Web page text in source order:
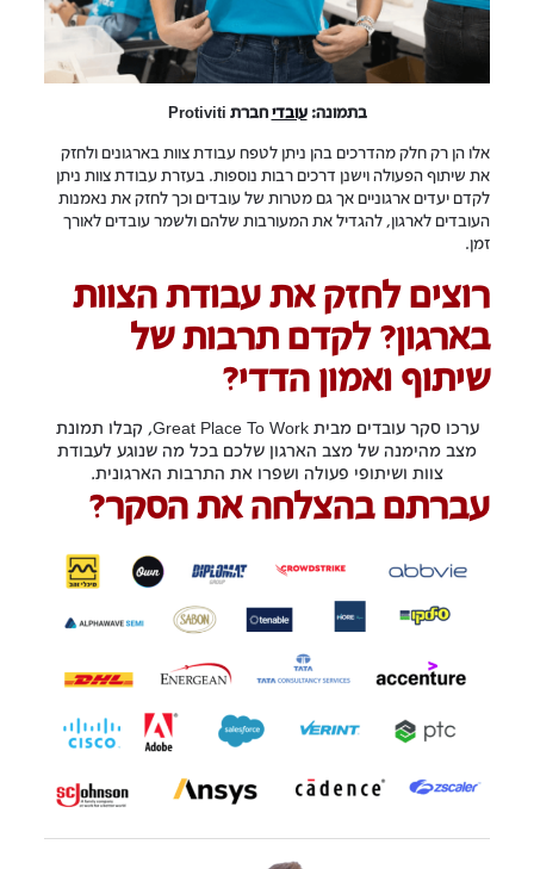
בתמונה:עובדיחברת Protiviti
אלו הן רק חלק מהדרכים בהן ניתן לטפח עבודת צוות בארגונים ולחזק
את שיתוף הפעולה וישנן דרכים רבות נוספות. בעזרת עבודת צוות ניתן
לקדם יעדים ארגוניים אך גם מטרות של עובדים וכך לחזק את נאמנות
העובדים לארגון, להגדיל את המעורבות שלהם ולשמר עובדים לאורך
זמן.
רוצים לחזק את עבודת הצוות
בארגון? לקדם תרבות של
שיתוף ואמון הדדי?
ערכו סקר עובדים מבית Great Place To Work, קבלו תמונת
מצב מהימנה של מצב הארגון שלכם בכל מה שנוגע לעבודת
צוות ושיתופי פעולה ושפרו את התרבות הארגונית.
עברתם בהצלחה את הסקר?